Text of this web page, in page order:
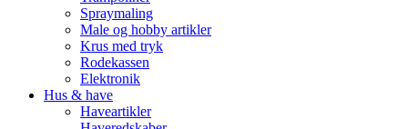
Spraymaling
Male og hobby artikler
Krus med tryk
Rodekassen
Elektronik
Hus & have
Haveartikler